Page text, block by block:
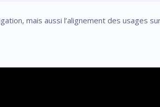
mais aussi l’alignement des usages